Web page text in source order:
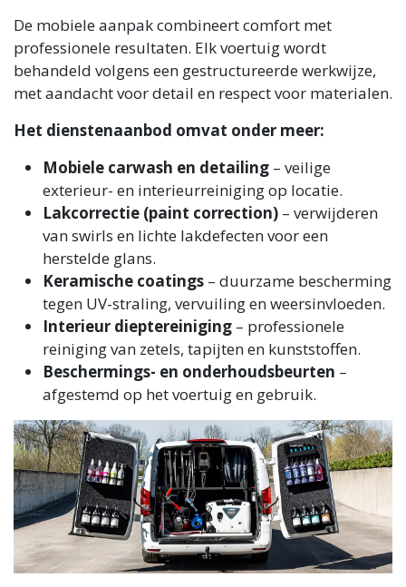
De mobiele aanpak combineert comfort met
professionele resultaten. Elk voertuig wordt
behandeld volgens een gestructureerde werkwijze,
met aandacht voor detail en respect voor materialen.
Het dienstenaanbod omvat onder meer:
Mobiele carwash en detailing – veilige
exterieur- en interieurreiniging op locatie.
Lakcorrectie (paint correction) – verwijderen
van swirls en lichte lakdefecten voor een
herstelde glans.
Keramische coatings – duurzame bescherming
tegen UV-straling, vervuiling en weersinvloeden.
Interieur dieptereiniging – professionele
reiniging van zetels, tapijten en kunststoffen.
Beschermings- en onderhoudsbeurten –
afgestemd op het voertuig en gebruik.